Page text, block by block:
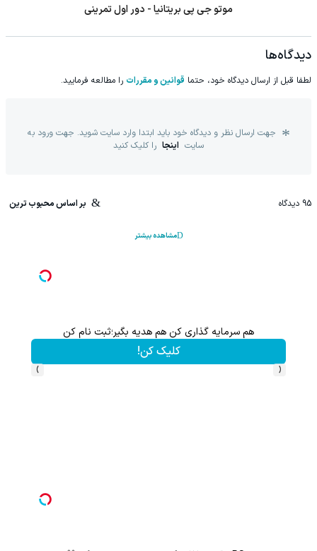
موتو جی پی بریتانیا - دور اول تمرینی
دیدگاه‌ها
لطفا قبل از ارسال دیدگاه خود، حتما قوانین و مقررات را مطالعه فرمایید.
جهت ارسال نظر و دیدگاه خود باید ابتدا وارد سایت شوید. جهت ورود به
سایت اینجا را کلیک کنید
95 دیدگاه بر اساس محبوب ترین
مشاهده بیشتر
هم سرمایه گذاری میکنی هم نقره هدیه میگیری ؛ثبت نام کن
کلیک کن!
‹
›